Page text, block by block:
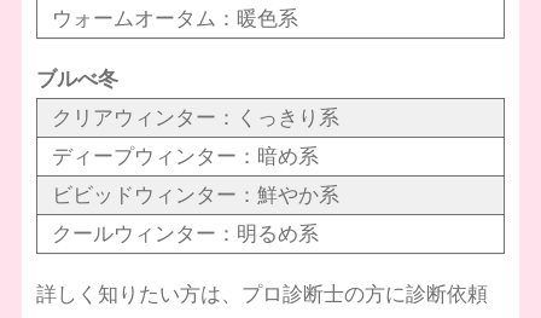
ウォームオータム：暖色系
ブルべ冬
クリアウィンター：くっきり系
ディープウィンター：暗め系
ビビッドウィンター：鮮やか系
クールウィンター：明るめ系
詳しく知りたい方は、プロ診断士の方に診断依頼